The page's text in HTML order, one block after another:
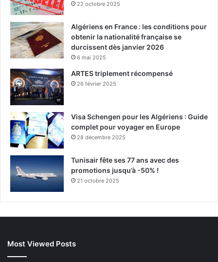
22 octobre 2025
Algériens en France : les conditions pour
obtenir la nationalité française se
durcissent dès janvier 2026
6 mai 2025
ARTES triplement récompensé
26 février 2025
Visa Schengen pour les Algériens : Guide
complet pour voyager en Europe
28 décembre 2025
Tunisair fête ses 77 ans avec des
promotions jusqu’à -50% !
21 octobre 2025
Most Viewed Posts